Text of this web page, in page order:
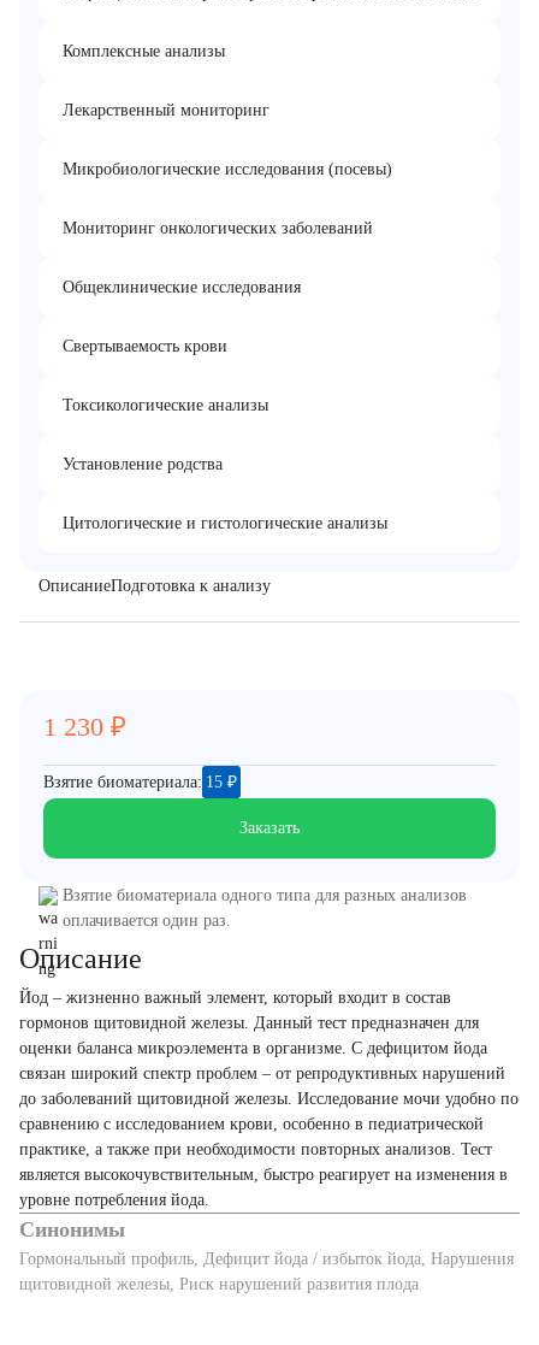
Комплексные анализы
Лекарственный мониторинг
Микробиологические исследования (посевы)
Мониторинг онкологических заболеваний
Общеклинические исследования
Свертываемость крови
Токсикологические анализы
Установление родства
Цитологические и гистологические анализы
ОписаниеПодготовка к анализу
Описание
Йод – жизненно важный элемент, который входит в состав
гормонов щитовидной железы. Данный тест предназначен для
оценки баланса микроэлемента в организме. С дефицитом йода
связан широкий спектр проблем – от репродуктивных нарушений
до заболеваний щитовидной железы. Исследование мочи удобно по
сравнению с исследованием крови, особенно в педиатрической
практике, а также при необходимости повторных анализов. Тест
является высокочувствительным, быстро реагирует на изменения в
уровне потребления йода.
Синонимы
Гормональный профиль, Дефицит йода / избыток йода, Нарушения
щитовидной железы, Риск нарушений развития плода
1 230 ₽
Взятие биоматериала: 15 ₽
Заказать
Взятие биоматериала одного типа для разных анализов
оплачивается один раз.